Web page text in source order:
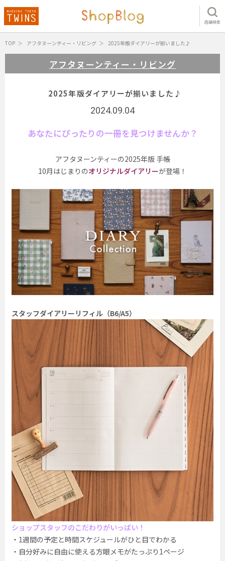
店舗検索
TOP アフタヌーンティー・リビング 2025年版ダイアリーが揃いました♪
アフタヌーンティー・リビング
2025年版ダイアリーが揃いました♪
2024.09.04
あなたにぴったりの一冊を見つけませんか？
アフタヌーンティーの2025年版 手帳
10月はじまりのオリジナルダイアリーが登場！
スタッフダイアリーリフィル（B6/A5）
ショップスタッフのこだわりがいっぱい！
・1週間の予定と時間スケジュールがひと目でわかる
・自分好みに自由に使える方眼メモがたっぷり1ページ